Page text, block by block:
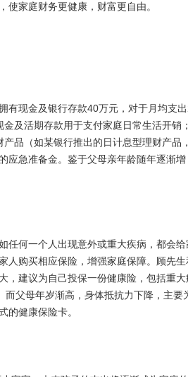
使家庭财务更健康，财富更自由。
现金及银行存款40万元，对于月均支
及活期存款用于支付家庭日常生活开销；
品（如某银行推出的日计息型理财产品，
应急准备金。鉴于父母亲年龄随年逐渐增
何一个人出现意外或重大疾病，都会给
人购买相应保险，增强家庭保障。顾先生
，建议为自己投保一份健康险，包括重大
父母年岁渐高，身体抵抗力下降，主要
的健康保险卡。